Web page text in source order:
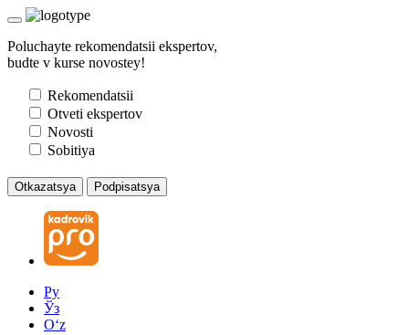
Poluchayte rekomendatsii ekspertov,
budte v kurse novostey!
Rekomendatsii
Otveti ekspertov
Novosti
Sobitiya
Otkazatsya Podpisatsya
Ру
Ўз
Oʻz